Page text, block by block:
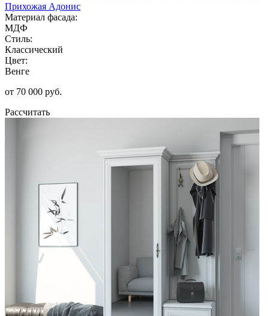
Прихожая Адонис
Материал фасада:
МДФ
Стиль:
Классический
Цвет:
Венге
от 70 000 руб.
Рассчитать